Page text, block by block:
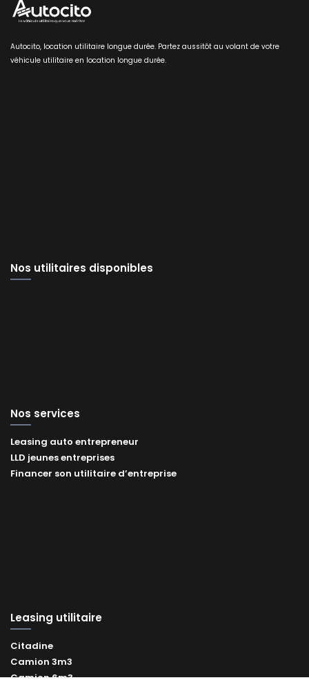
Autocito, location utilitaire longue durée. Partez aussitôt au volant de votre
véhicule utilitaire en location longue durée.
Nos utilitaires disponibles
Nos services
Leasing auto entrepreneur
LLD jeunes entreprises
Financer son utilitaire d’entreprise
Leasing utilitaire
Citadine
Camion 3m3
Camion 6m3